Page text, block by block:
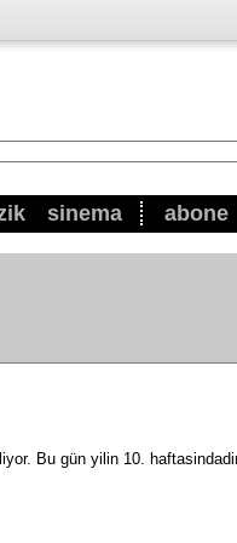
sinema abone
Bu gün yilin 10.